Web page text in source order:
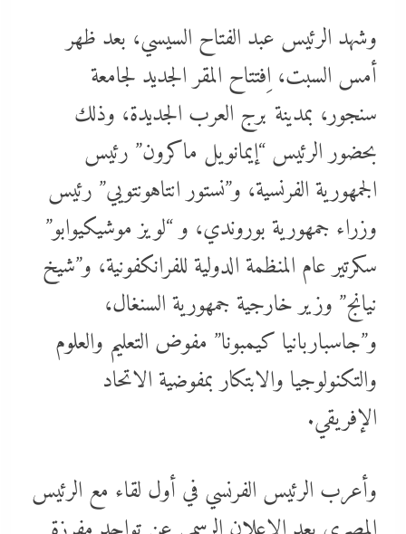
وشهد الرئيس عبد الفتاح السيسي، بعد ظهر
أمس السبت، اِفتتاح المقر الجديد لجامعة
سنجور، بمدينة برج العرب الجديدة، وذلك
بحضور الرئيس “إيمانويل ماكرون” رئيس
الجمهورية الفرنسية، و”نستور انتاهونتويي” رئيس
وزراء جمهورية بوروندي، و “لويز موشيكيوابو”
سكرتير عام المنظمة الدولية للفرانكفونية، و”شيخ
نيانج” وزير خارجية جمهورية السنغال،
و”جاسباربانيا كيمبونا” مفوض التعليم والعلوم
والتكنولوجيا والابتكار بمفوضية الاتحاد
الإفريقي.
وأعرب الرئيس الفرنسي في أول لقاء مع الرئيس